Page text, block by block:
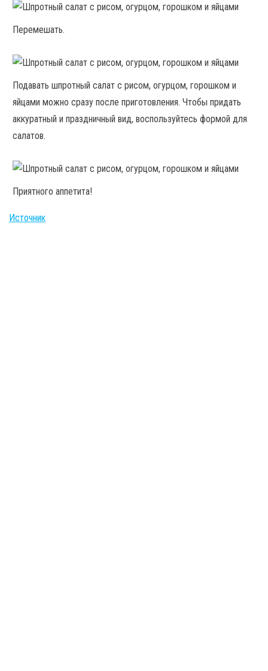
Перемешать.
Подавать шпротный салат с рисом, огурцом, горошком и
яйцами можно сразу после приготовления. Чтобы придать
аккуратный и праздничный вид, воспользуйтесь формой для
салатов.
Приятного аппетита!
Источник